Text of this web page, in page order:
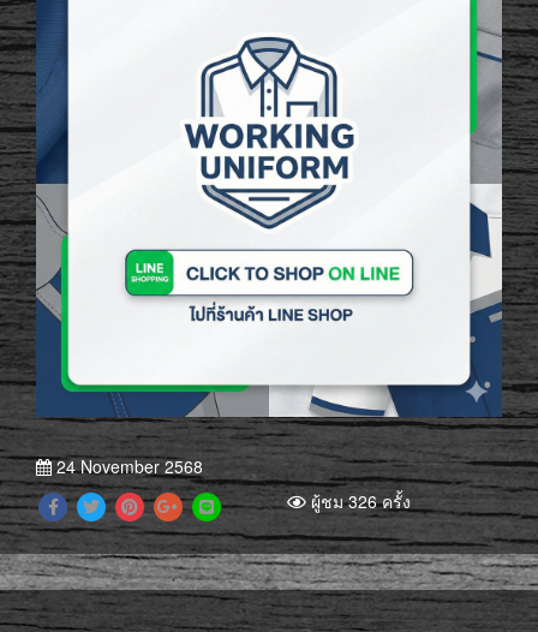
24 November 2568
ผู้ชม 326 ครั้ง